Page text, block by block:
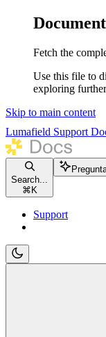
Fetch the
Use this file to
exploring
Skip to main content
Lumafield Support
Search...
⌘ K
Support